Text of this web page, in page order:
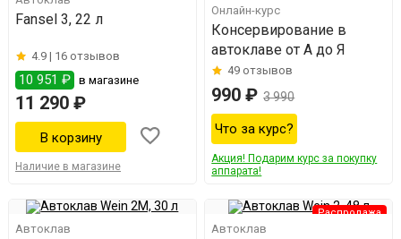
Fansel 3, 22 л
4.9 | 16 отзывов
10 951 ₽ в магазине
11 290 ₽
Наличие в магазине
Онлайн-курс
Консервирование в
автоклаве от А до Я
49 отзывов
990 ₽ 3 990
Что за курс?
Акция! Подарим курс за покупку
аппарата!
Автоклав
Распродажа
Автоклав